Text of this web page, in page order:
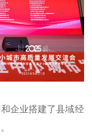
企业搭建了县域经